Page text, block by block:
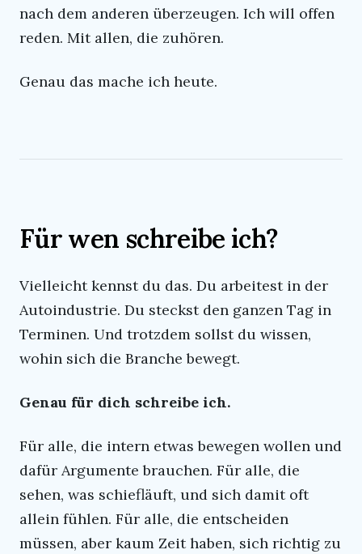
nach dem anderen überzeugen. Ich will offen
reden. Mit allen, die zuhören.
Genau das mache ich heute.
Für wen schreibe ich?
Vielleicht kennst du das. Du arbeitest in der
Autoindustrie. Du steckst den ganzen Tag in
Terminen. Und trotzdem sollst du wissen,
wohin sich die Branche bewegt.
Genau für dich schreibe ich.
Für alle, die intern etwas bewegen wollen und
dafür Argumente brauchen. Für alle, die
sehen, was schiefläuft, und sich damit oft
allein fühlen. Für alle, die entscheiden
müssen, aber kaum Zeit haben, sich richtig zu